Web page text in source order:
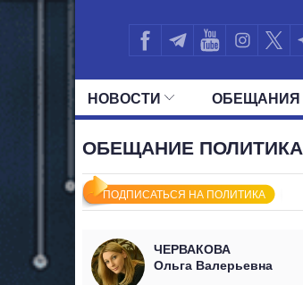
НОВОСТИ ОБЕЩАНИЯ
ОБЕЩАНИЕ ПОЛИТИКА
ПОДПИСАТЬСЯ НА ПОЛИТИКА
ЧЕРВАКОВА
Ольга Валерьевна